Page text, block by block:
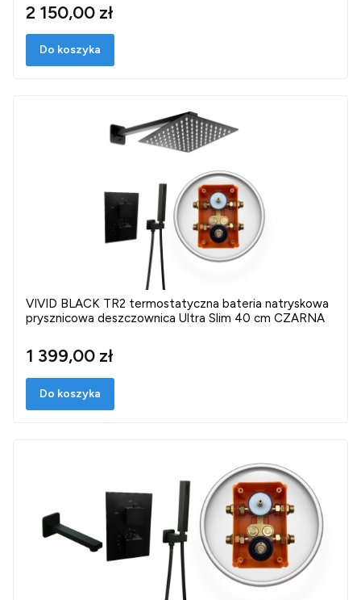
2 150,00 zł
Do koszyka
VIVID BLACK TR2 termostatyczna bateria natryskowa
prysznicowa deszczownica Ultra Slim 40 cm CZARNA
1 399,00 zł
Do koszyka